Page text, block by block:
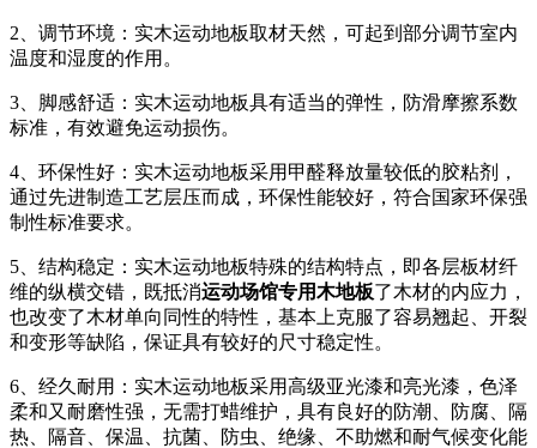
2、调节环境：实木运动地板取材天然，可起到部分调节室内
温度和湿度的作用。
3、脚感舒适：实木运动地板具有适当的弹性，防滑摩擦系数
标准，有效避免运动损伤。
4、环保性好：实木运动地板采用甲醛释放量较低的胶粘剂，
通过先进制造工艺层压而成，环保性能较好，符合国家环保强
制性标准要求。
5、结构稳定：实木运动地板特殊的结构特点，即各层板材纤
维的纵横交错，既抵消运动场馆专用木地板了木材的内应力，
也改变了木材单向同性的特性，基本上克服了容易翘起、开裂
和变形等缺陷，保证具有较好的尺寸稳定性。
6、经久耐用：实木运动地板采用高级亚光漆和亮光漆，色泽
柔和又耐磨性强，无需打蜡维护，具有良好的防潮、防腐、隔
热、隔音、保温、抗菌、防虫、绝缘、不助燃和耐气候变化能